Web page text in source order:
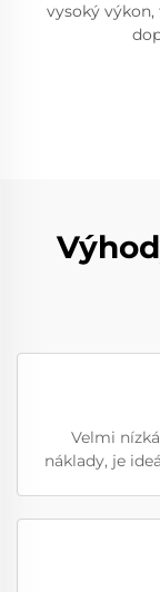
vysoký
Velmi
náklady, je